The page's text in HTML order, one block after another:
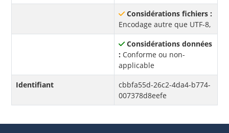
Considérations fichiers :
Encodage autre que UTF-8,
Considérations données
: Conforme ou non-
applicable
Identifiant
cbbfa55d-26c2-4da4-b774-
007378d8eefe